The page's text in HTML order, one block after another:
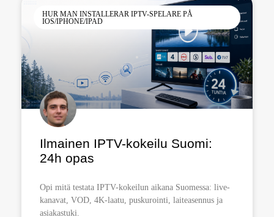
HUR MAN INSTALLERAR IPTV-SPELARE PÅ
IOS/IPHONE/IPAD
Ilmainen IPTV-kokeilu Suomi:
24h opas
Opi mitä testata IPTV-kokeilun aikana Suomessa: live-
kanavat, VOD, 4K-laatu, puskurointi, laiteasennus ja
asiakastuki.